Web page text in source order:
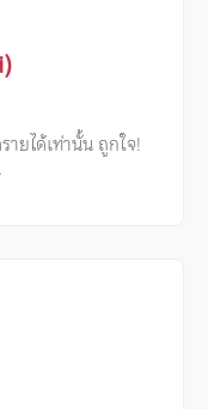
ยได้เท่านั้น ถูกใจ!